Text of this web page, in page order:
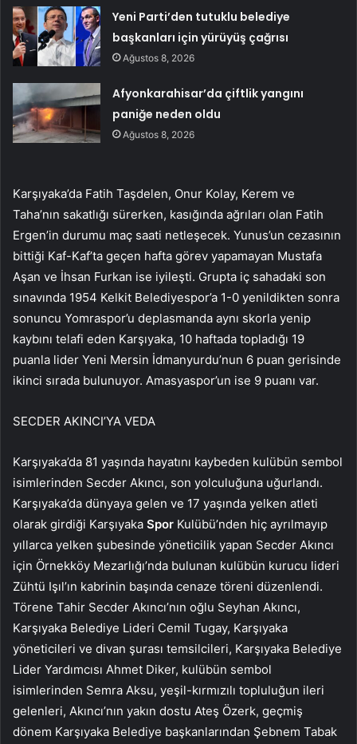
Yeni Parti’den tutuklu belediye
başkanları için yürüyüş çağrısı
Ağustos 8, 2026
Afyonkarahisar’da çiftlik yangını
paniğe neden oldu
Ağustos 8, 2026
Karşıyaka’da Fatih Taşdelen, Onur Kolay, Kerem ve
Taha’nın sakatlığı sürerken, kasığında ağrıları olan Fatih
Ergen’in durumu maç saati netleşecek. Yunus’un cezasının
bittiği Kaf-Kaf’ta geçen hafta görev yapamayan Mustafa
Aşan ve İhsan Furkan ise iyileşti. Grupta iç sahadaki son
sınavında 1954 Kelkit Belediyespor’a 1-0 yenildikten sonra
sonuncu Yomraspor’u deplasmanda aynı skorla yenip
kaybını telafi eden Karşıyaka, 10 haftada topladığı 19
puanla lider Yeni Mersin İdmanyurdu’nun 6 puan gerisinde
ikinci sırada bulunuyor. Amasyaspor’un ise 9 puanı var.
SECDER AKINCI’YA VEDA
Karşıyaka’da 81 yaşında hayatını kaybeden kulübün sembol
isimlerinden Secder Akıncı, son yolculuğuna uğurlandı.
Karşıyaka’da dünyaya gelen ve 17 yaşında yelken atleti
olarak girdiği Karşıyaka Spor Kulübü’nden hiç ayrılmayıp
yıllarca yelken şubesinde yöneticilik yapan Secder Akıncı
için Örnekköy Mezarlığı’nda bulunan kulübün kurucu lideri
Zühtü Işıl’ın kabrinin başında cenaze töreni düzenlendi.
Törene Tahir Secder Akıncı’nın oğlu Seyhan Akıncı,
Karşıyaka Belediye Lideri Cemil Tugay, Karşıyaka
yöneticileri ve divan şurası temsilcileri, Karşıyaka Belediye
Lider Yardımcısı Ahmet Diker, kulübün sembol
isimlerinden Semra Aksu, yeşil-kırmızılı topluluğun ileri
gelenleri, Akıncı’nın yakın dostu Ateş Özerk, geçmiş
dönem Karşıyaka Belediye başkanlarından Şebnem Tabak